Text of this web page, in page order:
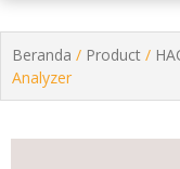
Beranda / Product /
Analyzer